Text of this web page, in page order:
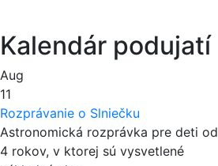
Kalendár podujatí
Aug
11
Rozprávanie o Slniečku
Astronomická rozprávka pre deti od
4 rokov, v ktorej sú vysvetlené